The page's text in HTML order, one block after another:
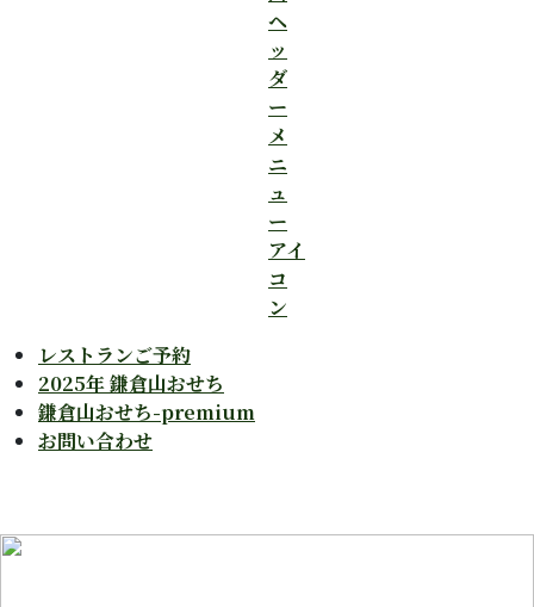
レストランご予約
2025年 鎌倉山おせち
鎌倉山おせち-premium
お問い合わせ